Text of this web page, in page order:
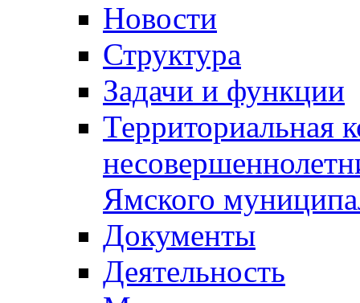
Новости
Структура
Задачи и функции
Территориальная
Ямского
Документы
Деятельность